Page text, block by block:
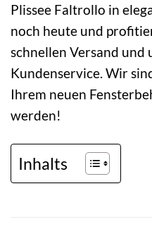
Plissee Faltrollo in
noch heute und
schnellen Versand und
Kundenservice. Wir
Ihrem neuen
werden!
Inhalts